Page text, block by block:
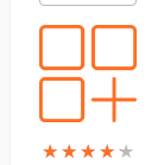
★★★★★
★★★★★